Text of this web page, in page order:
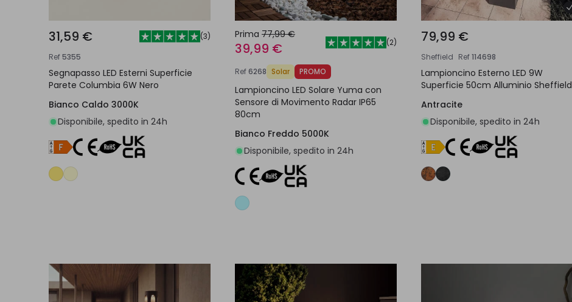
31,59 € (3)
Ref5355
Segnapasso LED Esterni Superficie
Parete Columbia 6W Nero
Bianco Caldo 3000K
Disponibile, spedito in 24h
Prima 77,99 €
39,99 € (2)
Ref6268 Solar PROMO
Lampioncino LED Solare Yuma con
Sensore di Movimento Radar IP65
80cm
Bianco Freddo 5000K
Disponibile, spedito in 24h
79,99 €
Sheffield Ref114698
Lampioncino Esterno LED 9W
Superficie 50cm Alluminio Sheffield
Antracite
Disponibile, spedito in 24h